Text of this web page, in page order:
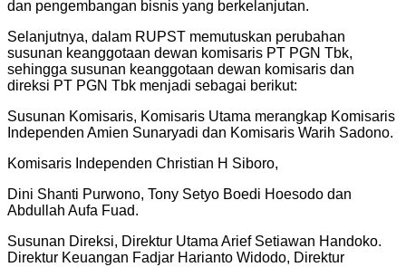
dan pengembangan bisnis yang berkelanjutan.
Selanjutnya, dalam RUPST memutuskan perubahan
susunan keanggotaan dewan komisaris PT PGN Tbk,
sehingga susunan keanggotaan dewan komisaris dan
direksi PT PGN Tbk menjadi sebagai berikut:
Susunan Komisaris, Komisaris Utama merangkap Komisaris
Independen Amien Sunaryadi dan Komisaris Warih Sadono.
Komisaris Independen Christian H Siboro,
Dini Shanti Purwono, Tony Setyo Boedi Hoesodo dan
Abdullah Aufa Fuad.
Susunan Direksi, Direktur Utama Arief Setiawan Handoko.
Direktur Keuangan Fadjar Harianto Widodo, Direktur